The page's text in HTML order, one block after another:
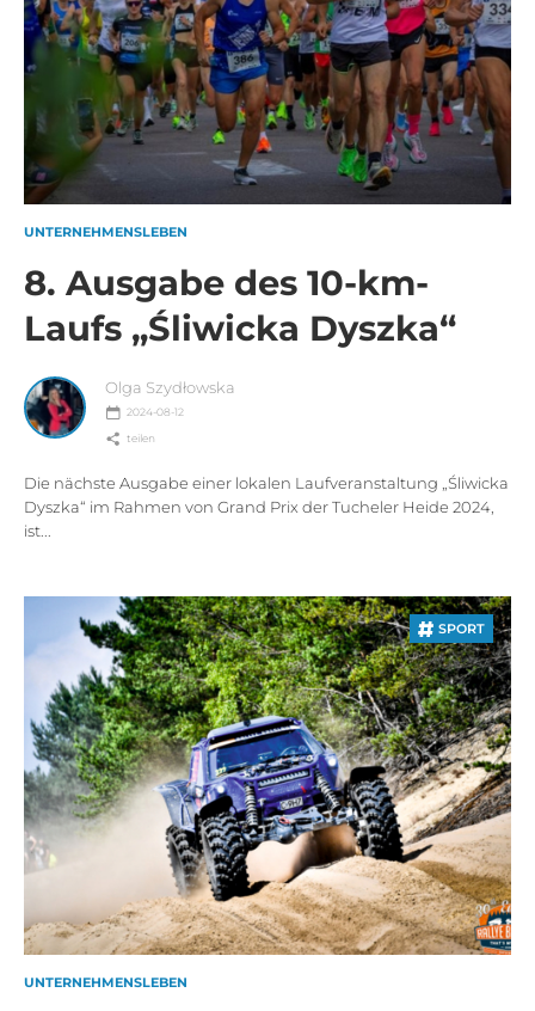
UNTERNEHMENSLEBEN
8. Ausgabe des 10-km-
Laufs „Śliwicka Dyszka“
Olga Szydłowska
2024-08-12
teilen
Die nächste Ausgabe einer lokalen Laufveranstaltung „Śliwicka
Dyszka“ im Rahmen von Grand Prix der Tucheler Heide 2024,
ist...
SPORT
UNTERNEHMENSLEBEN